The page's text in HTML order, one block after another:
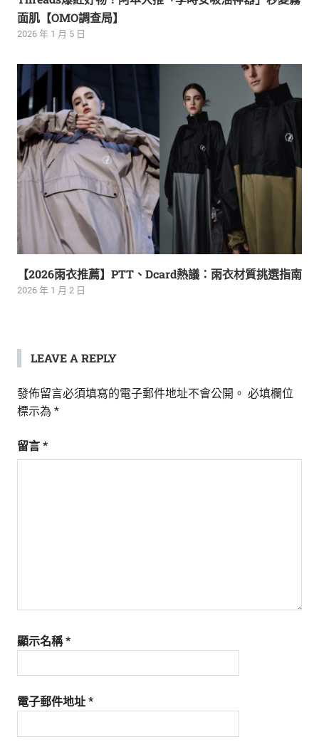
面肌【OMO調查局】
2026 年 1 月 5 日
【2026雨衣推薦】PTT、Dcard熱議：雨衣材質挑選指南
2026 年 1 月 2 日
LEAVE A REPLY
發佈留言必須填寫的電子郵件地址不會公開。 必填欄位
標示為 *
留言 *
顯示名稱*
電子郵件地址 *